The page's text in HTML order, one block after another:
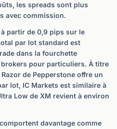
les spreads sont plus
avec commission.
à partir de 0,9 pips sur le
par lot standard est
dans la fourchette
pour particuliers. À titre
de Pepperstone offre un
lot, IC Markets est similaire à
Low de XM revient à environ
davantage comme